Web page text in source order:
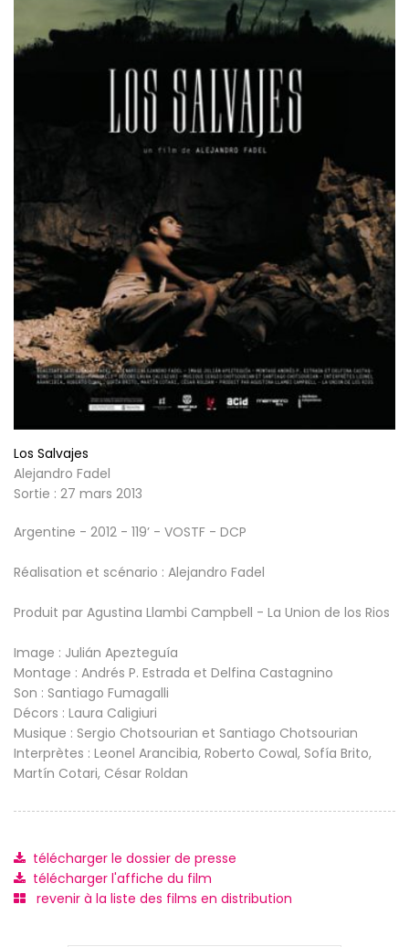
Los Salvajes
Alejandro Fadel
Sortie : 27 mars 2013
Argentine - 2012 - 119’ - VOSTF - DCP
Réalisation et scénario : Alejandro Fadel
Produit par Agustina Llambi Campbell - La Union de los Rios
Image : Julián Apezteguía
Montage : Andrés P. Estrada et Delfina Castagnino
Son : Santiago Fumagalli
Décors : Laura Caligiuri
Musique : Sergio Chotsourian et Santiago Chotsourian
Interprètes : Leonel Arancibia, Roberto Cowal, Sofía Brito,
Martín Cotari, César Roldan
télécharger le dossier de presse
télécharger l'affiche du film
revenir à la liste des films en distribution